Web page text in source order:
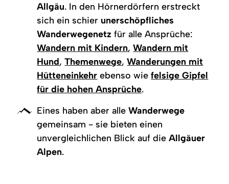
Allgäu. In den Hörnerdörfern erstreckt
sich ein schier unerschöpfliches
Wanderwegenetz für alle Ansprüche:
Wandern mit Kindern,Wandern mit
Hund,Themenwege,Wanderungen mit
Hütteneinkehr ebenso wiefelsige Gipfel
für die hohen Ansprüche.
Eines haben aber alleWanderwege
gemeinsam - sie bieten einen
unvergleichlichen Blick auf dieAllgäuer
Alpen.